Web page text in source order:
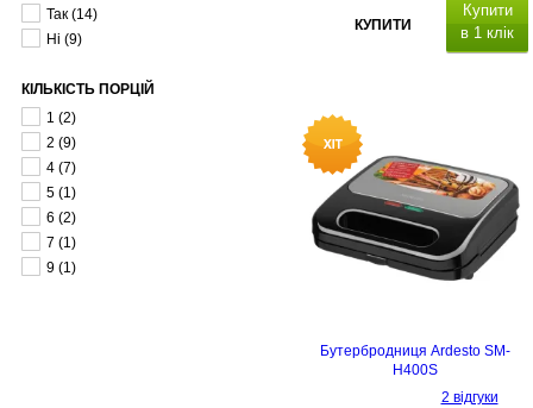
Так (14)
Ні (9)
КІЛЬКІСТЬ ПОРЦІЙ
1 (2)
2 (9)
4 (7)
5 (1)
6 (2)
7 (1)
9 (1)
КУПИТИ
Купити
в 1 клік
Бутербродниця Ardesto SM-
H400S
2 відгуки